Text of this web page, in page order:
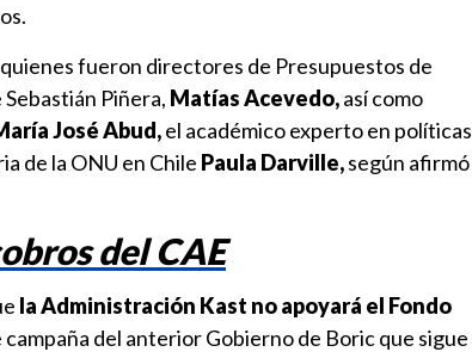
fueron directores de Presupuestos de
Sebastián Piñera, Matías Acevedo,así como
José Abud,el académico experto en políticas
de la ONU en Chile Paula Darville,según afirmó
del CAE
la Administración Kast no apoyará el Fondo
campaña del anterior Gobierno de Boric que sigue